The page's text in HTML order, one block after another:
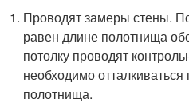
Проводят замеры стены.
равен длине полотнища
потолку проводят
необходимо
полотнища.